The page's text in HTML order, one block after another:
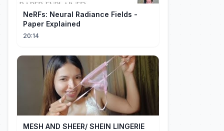
NeRFs: Neural Radiance Fields -
Paper Explained
20:14
MESH AND SHEER/ SHEIN LINGERIE